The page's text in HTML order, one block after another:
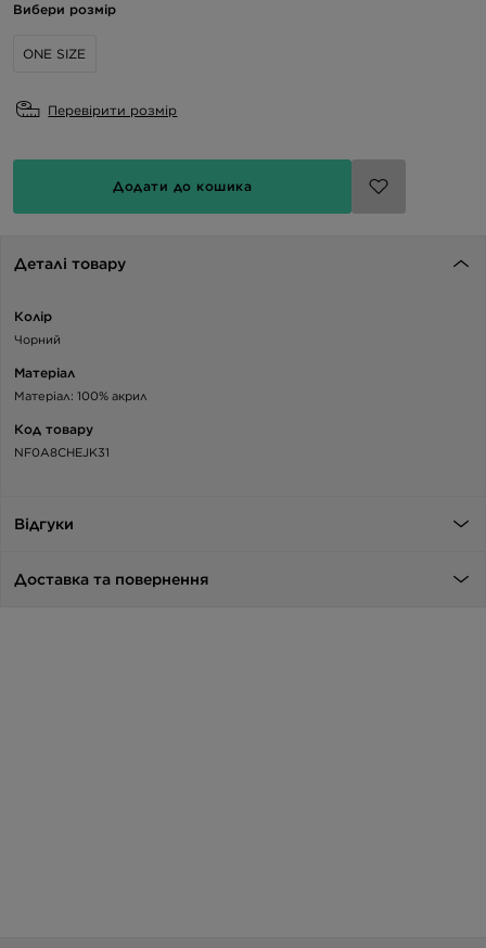
Вибери розмір
ONE SIZE
Перевірити розмір
Додати до кошика
Деталі товару
Колір
Чорний
Матеріал
Матеріал: 100% акрил
Код товару
NF0A8CHEJK31
Відгуки
Доставка та повернення